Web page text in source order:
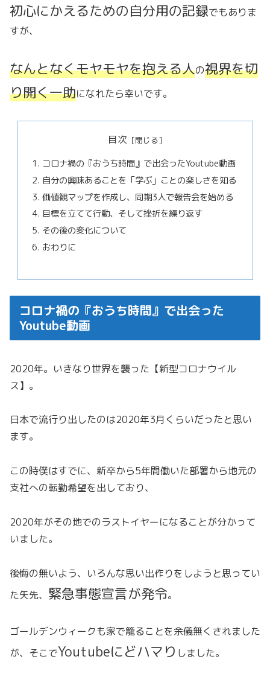
初心にかえるための自分用の記録でもありま
すが、
なんとなくモヤモヤを抱える人の視界を切
り開く一助になれたら幸いです。
目次
コロナ禍の『おうち時間』で出会ったYoutube動画
自分の興味あることを「学ぶ」ことの楽しさを知る
価値観マップを作成し、同期3人で報告会を始める
目標を立てて行動、そして挫折を繰り返す
その後の変化について
おわりに
コロナ禍の『おうち時間』で出会った
Youtube動画
2020年。いきなり世界を襲った【新型コロナウイル
ス】。
日本で流行り出したのは2020年3月くらいだったと思い
ます。
この時僕はすでに、新卒から5年間働いた部署から地元の
支社への転勤希望を出しており、
2020年がその地でのラストイヤーになることが分かって
いました。
後悔の無いよう、いろんな思い出作りをしようと思ってい
た矢先、 緊急事態宣言が発令。
ゴールデンウィークも家で籠ることを余儀無くされました
が、そこでYoutubeにどハマり しました。